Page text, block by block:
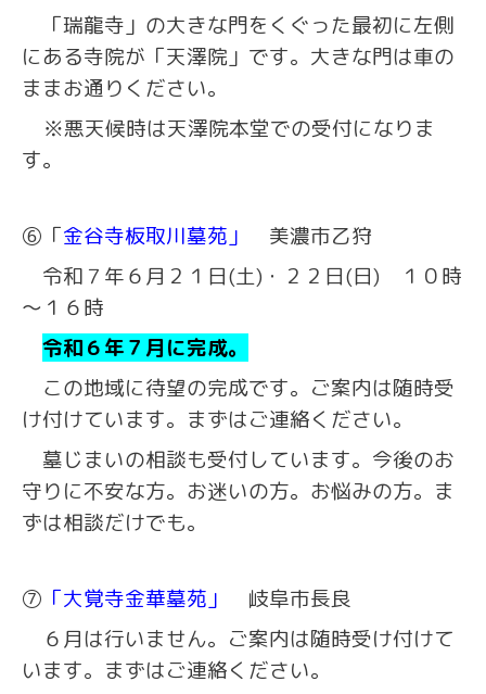
「瑞龍寺」の大きな門をくぐった最初に左側
にある寺院が「天澤院」です。大きな門は車の
ままお通りください。
※悪天候時は天澤院本堂での受付になりま
す。
⑥「金谷寺板取川墓苑」
美濃市乙狩
令和７年６月２１日(土)・２２日(日) １０時
～１６時
令和６年７月に完成。
この地域に待望の完成です。ご案内は随時受
け付けています。まずはご連絡ください。
墓じまいの相談も受付しています。今後のお
守りに不安な方。お迷いの方。お悩みの方。ま
ずは相談だけでも。
⑦ 「大覚寺金華墓苑」
岐阜市長良
６月は行いません。ご案内は随時受け付けて
います。まずはご連絡ください。